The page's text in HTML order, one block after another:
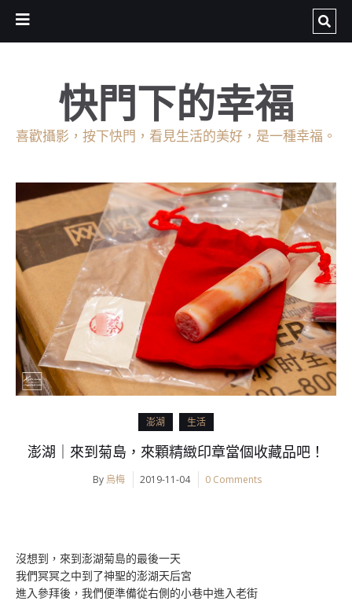
快門下的幸福
喜歡攝影，按下快門，看見生活的美好，是一種幸福。
澎湖 生活
澎湖｜來到菊島，來顆精緻印章當個收藏品吧！
By 烏梅 2019-11-04 0 Comments
沒想到，來到澎湖菊島的最後一天
我們冥冥之中到了神聖的澎湖天后宮
進入參拜後，我們便準備從右側的小巷中進入老街